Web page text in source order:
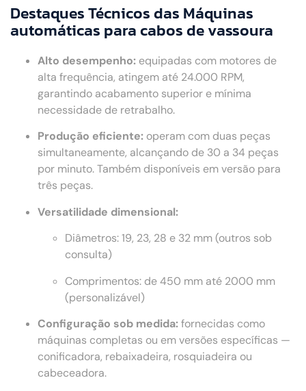
Destaques Técnicos das Máquinas
automáticas para cabos de vassoura
Alto desempenho: equipadas com motores de
alta frequência, atingem até 24.000 RPM,
garantindo acabamento superior e mínima
necessidade de retrabalho.
Produção eficiente: operam com duas peças
simultaneamente, alcançando de 30 a 34 peças
por minuto. Também disponíveis em versão para
três peças.
Versatilidade dimensional:
Diâmetros: 19, 23, 28 e 32 mm (outros sob
consulta)
Comprimentos: de 450 mm até 2000 mm
(personalizável)
Configuração sob medida:fornecidas como
máquinas completas ou em versões específicas —
conificadora, rebaixadeira, rosquiadeira ou
cabeceadora.